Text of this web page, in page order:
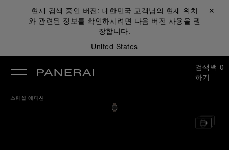
현재 검색 중인 버전: 대한민국 고객님의 현재 위치
와 관련된 정보를 확인하시려면 다음 버전 사용을 권
장합니다.
United States
닫기 ✕
검색
하기
백 0
스페셜 에디션